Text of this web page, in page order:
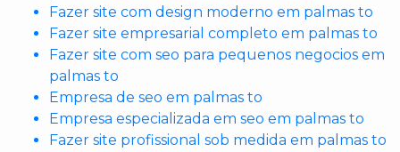
Fazer site com design moderno em palmas to
Fazer site empresarial completo em palmas to
Fazer site com seo para pequenos negocios em
palmas to
Empresa de seo em palmas to
Empresa especializada em seo em palmas to
Fazer site profissional sob medida em palmas to